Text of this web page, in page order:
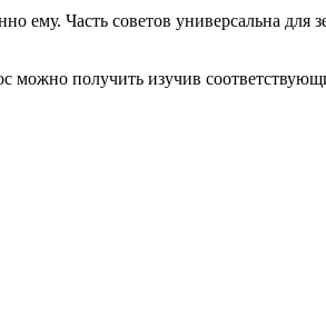
Часть советов универсальна для
можно получить изучив